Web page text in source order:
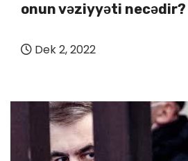
onun vəziyyəti necədir?
Dek 2, 2022